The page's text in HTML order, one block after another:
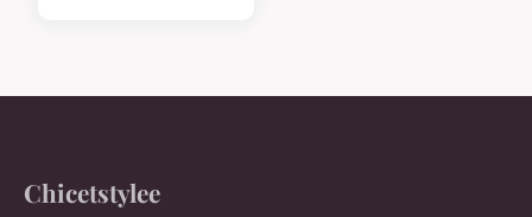
Chicetstylee